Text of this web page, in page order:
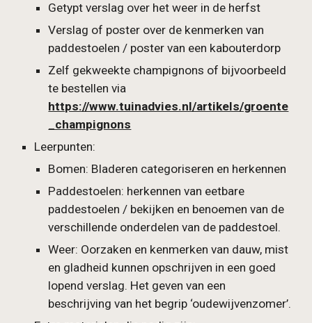
Getypt verslag over het weer in de herfst
Verslag of poster over de kenmerken van
paddestoelen / poster van een kabouterdorp
Zelf gekweekte champignons of bijvoorbeeld
https://www.tuinadvies.nl/artikels/groente
_champignons
Leerpunten:
Bomen: Bladeren categoriseren en herkennen
Paddestoelen: herkennen van eetbare
paddestoelen / bekijken en benoemen van de
verschillende onderdelen van de paddestoel.
Weer: Oorzaken en kenmerken van dauw, mist
en gladheid kunnen opschrijven in een goed
lopend verslag. Het geven van een
beschrijving van het begrip ‘oudewijvenzomer’.